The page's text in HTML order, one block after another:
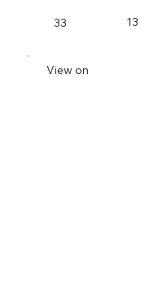
33 13
View on